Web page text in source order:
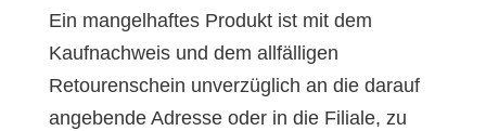
Ein mangelhaftes Produkt ist mit dem
Kaufnachweis und dem allfälligen
Retourenschein unverzüglich an die darauf
angebende Adresse oder in die Filiale, zu